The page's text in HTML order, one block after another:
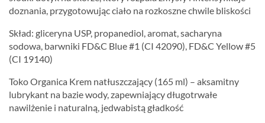
doznania, przygotowując ciało na rozkoszne chwile bliskości
Skład: gliceryna USP, propanediol, aromat, sacharyna
sodowa, barwniki FD&C Blue #1 (CI 42090), FD&C Yellow #5
(CI 19140)
Toko Organica Krem natłuszczający (165 ml) – aksamitny
lubrykant na bazie wody, zapewniający długotrwałe
nawilżenie i naturalną, jedwabistą gładkość